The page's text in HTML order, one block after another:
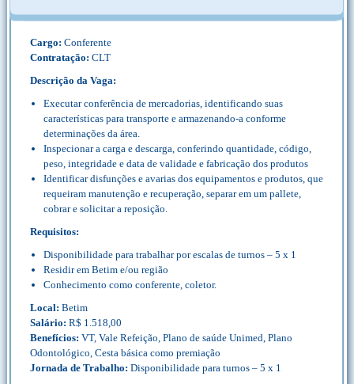
Cargo: Conferente
Contratação: CLT
Descrição da Vaga:
Executar conferência de mercadorias, identificando suas
características para transporte e armazenando-a conforme
determinações da área.
Inspecionar a carga e descarga, conferindo quantidade, código,
peso, integridade e data de validade e fabricação dos produtos
Identificar disfunções e avarias dos equipamentos e produtos, que
requeiram manutenção e recuperação, separar em um pallete,
cobrar e solicitar a reposição.
Requisitos:
Disponibilidade para trabalhar por escalas de turnos – 5 x 1
Residir em Betim e/ou região
Conhecimento como conferente, coletor.
Local: Betim
Salário: R$ 1.518,00
Benefícios: VT, Vale Refeição, Plano de saúde Unimed, Plano
Odontológico, Cesta básica como premiação
Jornada de Trabalho: Disponibilidade para turnos – 5 x 1